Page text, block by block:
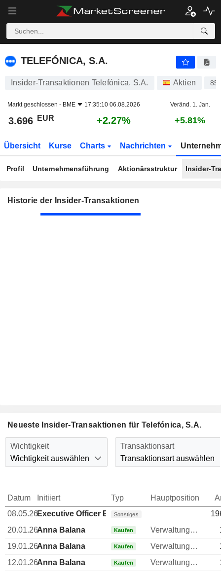
TELEFÓNICA, S.A.
TELEFÓNICA, S.A.
Insider-Transaktionen Telefónica, S.A. Aktien
Markt geschlossen - BME 17:35:10 06.08.2026 Veränd. 1. Jan.
3.696 EUR +2.27% +5.81%
Übersicht Kurse Charts Nachrichten
Profil Unternehmensführung Aktionärsstruktur Insider-
Historie der Insider-Transaktionen
Neueste Insider-Transaktionen für Telefónica, S.A.
Wichtigkeit
Wichtigkeit auswählen
Transaktionsart
Transaktionsart auswählen
Datum Initiiert Typ Hauptposition
08.05.26Executive Officer Brazilian
Sonstiges
20.01.26Anna Balana Kaufen Verwaltungsratsmitglied
19.01.26Anna Balana Kaufen Verwaltungsratsmitglied
12.01.26Anna Balana Kaufen Verwaltungsratsmitglied